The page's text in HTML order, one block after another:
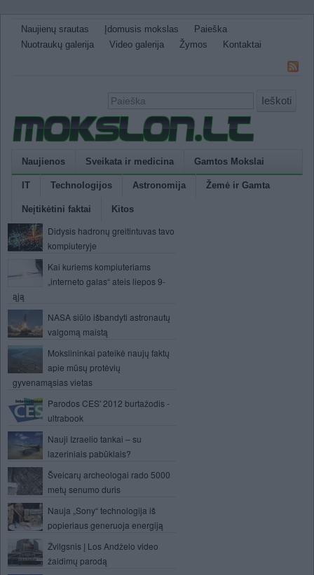
Naujienų srautas Įdomusis mokslas
Paieška
Nuotraukų galerija
Video galerija Žymos Kontaktai
Ieškoti
Naujienos Sveikata ir medicina Gamtos Mokslai
IT Technologijos Astronomija Žemė ir Gamta
Neįtikėtini faktai Kitos
Didysis hadronų greitintuvas tavo
kompiuteryje
Kai kuriems kompiuteriams
„interneto galas“ ateis liepos 9-
ąją
NASA siūlo išbandyti astronautų
valgomą maistą
Mokslininkai pateikė naujų faktų
apie mūsų protėvių
gyvenamąsias vietas
Parodos CES' 2012 burtažodis -
ultrabook
Nauji Izraelio tankai – su
lazeriniais pabūklais?
Šveicarų archeologai rado 5000
metų senumo duris
Nauja „Sony“ technologija iš
popieriaus generuoja energiją
Žvilgsnis į Los Andželo video
žaidimų parodą